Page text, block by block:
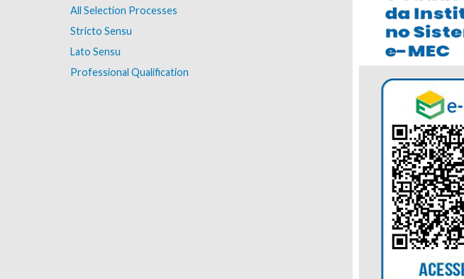
All Selection Processes
Stricto Sensu
Lato Sensu
Professional Qualification